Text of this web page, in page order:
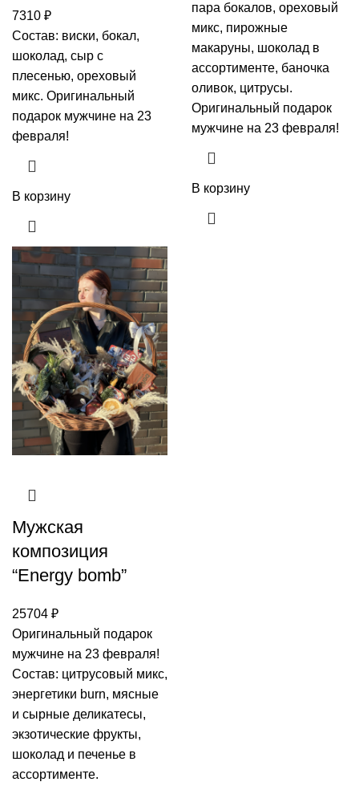
7310 ₽
Состав: виски, бокал,
шоколад, сыр с
плесенью, ореховый
микс. Оригинальный
подарок мужчине на 23
февраля!
В корзину
пара бокалов, ореховый
микс, пирожные
макаруны, шоколад в
ассортименте, баночка
оливок, цитрусы.
Оригинальный подарок
мужчине на 23 февраля!
В корзину
Мужская
композиция
“Energy bomb”
25704 ₽
Оригинальный подарок
мужчине на 23 февраля!
Состав: цитрусовый микс,
энергетики burn, мясные
и сырные деликатесы,
экзотические фрукты,
шоколад и печенье в
ассортименте.